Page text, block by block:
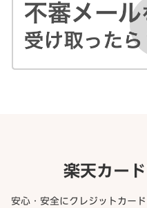
楽天カー
安心・安全にクレジットカー